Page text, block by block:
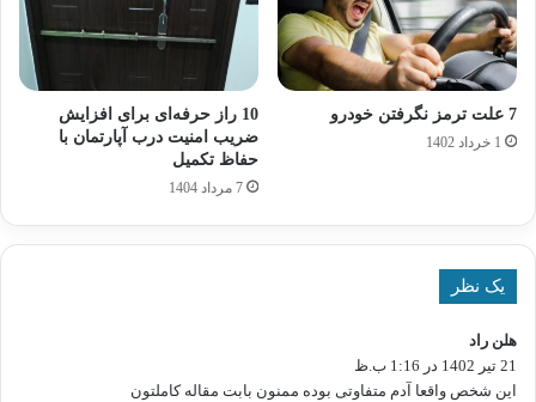
7 علت ترمز نگرفتن خودرو
1 خرداد 1402
10 راز حرفه‌ای برای افزایش
ضریب امنیت درب آپارتمان با
حفاظ تکمیل
7 مرداد 1404
یک نظر
هلن راد
ف
ت
21 تیر 1402 در 1:16 ب.ظ
این شخص واقعا آدم متفاوتی بوده ممنون بابت مقاله کاملتون